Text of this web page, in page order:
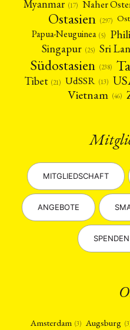
Myanmar (17) Naher
Ostasien (297)
Papua-Neuguinea (5)
Singapur (25) Sri
Südostasien (238)
Tibet (21) UdSSR (13)
Vietnam (46)
MITGLIEDSCHAFT
ANGEBOTE
Amsterdam (3) Augsburg